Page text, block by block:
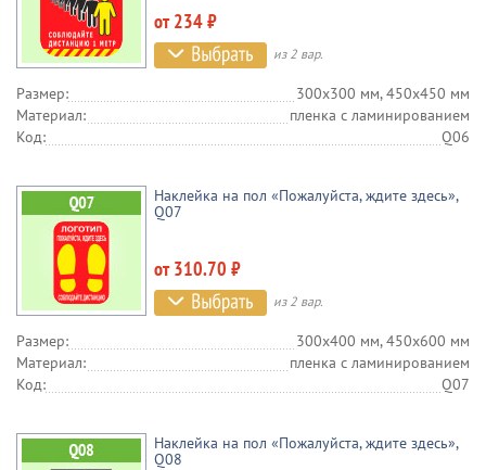
от 234 ₽
из 2 вар.
Размер:
300х300 мм, 450х450 мм
Материал:
пленка c ламинированием
Код:
Q06
Наклейка на пол «Пожалуйста, ждите здесь»,
Q07
от 310.70 ₽
из 2 вар.
Размер:
300х400 мм, 450х600 мм
Материал:
пленка c ламинированием
Код:
Q07
Наклейка на пол «Пожалуйста, ждите здесь»,
Q08